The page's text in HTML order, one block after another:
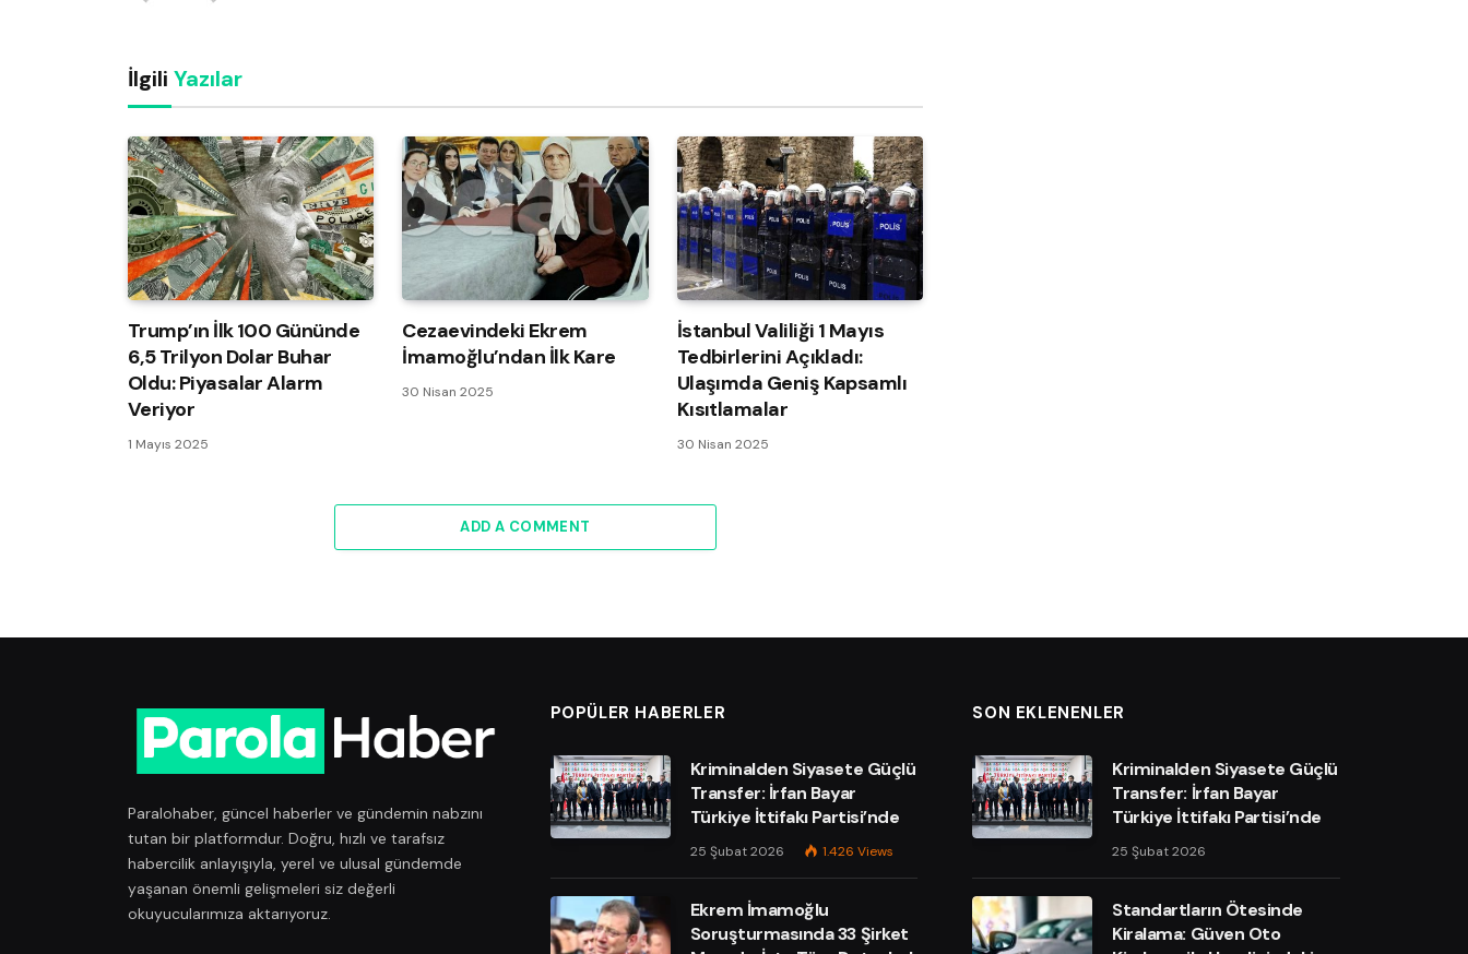
İlgili Yazılar
Trump’ın İlk 100 Gününde
6,5 Trilyon Dolar Buhar
Oldu: Piyasalar Alarm
Veriyor
1 Mayıs 2025
Cezaevindeki Ekrem
İmamoğlu’ndan İlk Kare
30 Nisan 2025
İstanbul Valiliği 1 Mayıs
Tedbirlerini Açıkladı:
Ulaşımda Geniş Kapsamlı
Kısıtlamalar
30 Nisan 2025
ADD A COMMENT
Paralohaber, güncel haberler ve gündemin nabzını
tutan bir platformdur. Doğru, hızlı ve tarafsız
habercilik anlayışıyla, yerel ve ulusal gündemde
yaşanan önemli gelişmeleri siz değerli
okuyucularımıza aktarıyoruz.
POPÜLER HABERLER
Kriminalden Siyasete Güçlü
Transfer: İrfan Bayar
Türkiye İttifakı Partisi’nde
25 Şubat 2026 1.426 Views
Ekrem İmamoğlu
Soruşturmasında 33 Şirket
SON EKLENENLER
Kriminalden Siyasete Güçlü
Transfer: İrfan Bayar
Türkiye İttifakı Partisi’nde
25 Şubat 2026
Standartların Ötesinde
Kiralama: Güven Oto